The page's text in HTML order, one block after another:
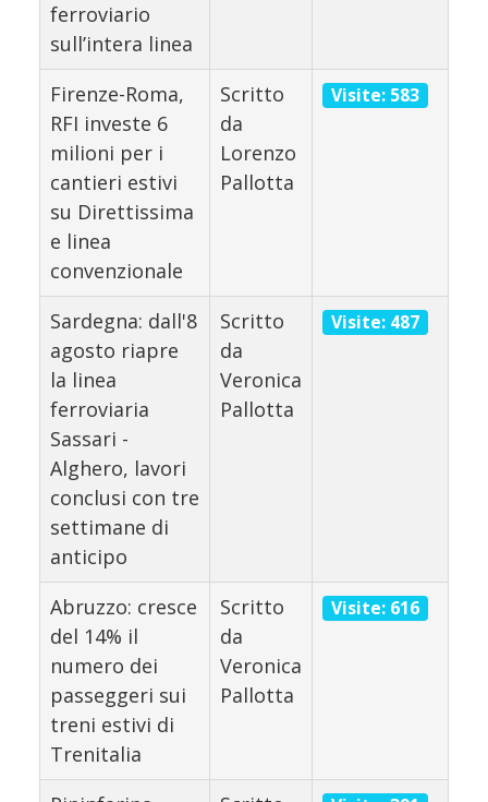
ferroviario
sull’intera linea
Firenze-Roma,
RFI investe 6
milioni per i
cantieri estivi
su Direttissima
e linea
convenzionale
Scritto
da
Lorenzo
Pallotta
Visite: 583
Sardegna: dall'8
agosto riapre
la linea
ferroviaria
Sassari -
Alghero, lavori
conclusi con tre
settimane di
anticipo
Scritto
da
Veronica
Pallotta
Visite: 487
Abruzzo: cresce
del 14% il
numero dei
passeggeri sui
treni estivi di
Trenitalia
Scritto
da
Veronica
Pallotta
Visite: 616